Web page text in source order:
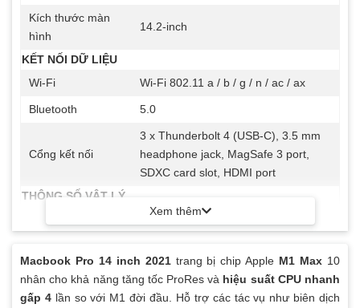
Kích thước màn
hình
14.2-inch
KẾT NỐI DỮ LIỆU
Wi-Fi
Wi-Fi 802.11 a / b / g / n / ac / ax
Bluetooth 5.0
Cổng kết nối
3 x Thunderbolt 4 (USB-C), 3.5 mm
headphone jack, MagSafe 3 port,
SDXC card slot, HDMI port
THÔNG SỐ VẬT LÝ
31.26 x 22.12 x 1.55 (cm)
Chất liệu chính
Nhôm tái chế 100%, thân thiện với
môi trường
Xem thêm
Macbook Pro 14 inch 2021trang bị chip Apple M1 Max 10
nhân cho khả năng tăng tốc ProRes và hiệu suất CPU nhanh
gấp 4lần so với M1 đời đầu. Hỗ trợ các tác vụ như biên dịch